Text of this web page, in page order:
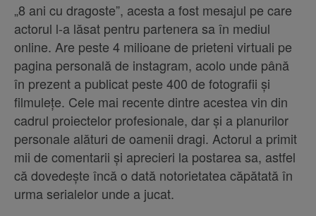
„8 ani cu dragoste”, acesta a fost mesajul pe care
actorul l-a lăsat pentru partenera sa în mediul
online. Are peste 4 milioane de prieteni virtuali pe
pagina personală de instagram, acolo unde până
în prezent a publicat peste 400 de fotografii și
filmulețe. Cele mai recente dintre acestea vin din
cadrul proiectelor profesionale, dar și a planurilor
personale alături de oamenii dragi. Actorul a primit
mii de comentarii și aprecieri la postarea sa, astfel
că dovedește încă o dată notorietatea căpătată în
urma serialelor unde a jucat.